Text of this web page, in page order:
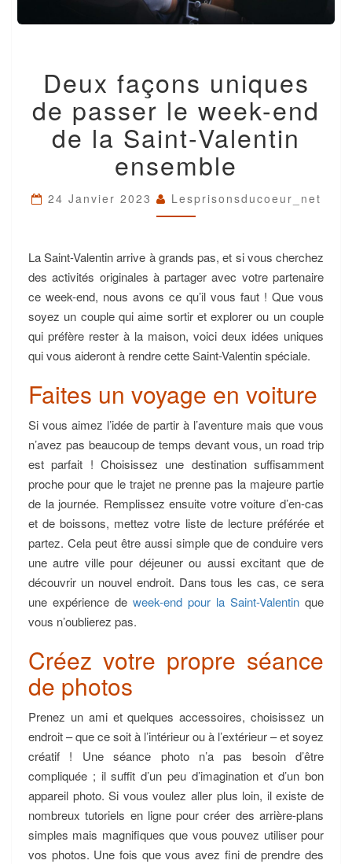
FAÇONS
UNIQUES
DE
PASSER
LE
WEEK-
END
LA
SAINT-
Deux façons uniques
de passer le week-end
de la Saint-Valentin
ensemble
24 Janvier 2023 Lesprisonsducoeur_net
La Saint-Valentin arrive à grands pas, et si vous cherchez
des activités originales à partager avec votre partenaire
ce week-end, nous avons ce qu’il vous faut ! Que vous
soyez un couple qui aime sortir et explorer ou un couple
qui préfère rester à la maison, voici deux idées uniques
qui vous aideront à rendre cette Saint-Valentin spéciale.
Faites un voyage en voiture
Si vous aimez l’idée de partir à l’aventure mais que vous
n’avez pas beaucoup de temps devant vous, un road trip
est parfait ! Choisissez une destination suffisamment
proche pour que le trajet ne prenne pas la majeure partie
de la journée. Remplissez ensuite votre voiture d’en-cas
et de boissons, mettez votre liste de lecture préférée et
partez. Cela peut être aussi simple que de conduire vers
une autre ville pour déjeuner ou aussi excitant que de
découvrir un nouvel endroit. Dans tous les cas, ce sera
une expérience de week-end pour la Saint-Valentin que
vous n’oublierez pas.
Créez votre propre séance
de photos
Prenez un ami et quelques accessoires, choisissez un
endroit – que ce soit à l’intérieur ou à l’extérieur – et soyez
créatif ! Une séance photo n’a pas besoin d’être
compliquée ; il suffit d’un peu d’imagination et d’un bon
appareil photo. Si vous voulez aller plus loin, il existe de
nombreux tutoriels en ligne pour créer des arrière-plans
simples mais magnifiques que vous pouvez utiliser pour
vos photos. Une fois que vous avez fini de prendre des